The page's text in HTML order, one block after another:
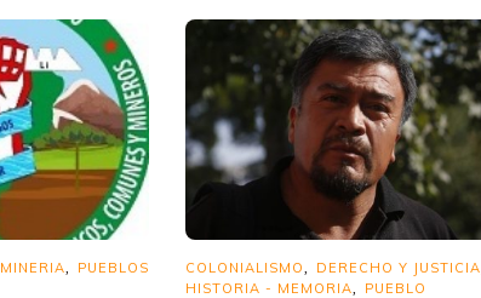
MINERIA
PUEBLOS
COLONIALISMO DERECHO Y JUSTICIA
HISTORIA - MEMORIA
PUEBLO